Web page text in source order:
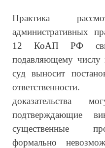
Практика
административных
12 КоАП РФ
подавляющему числу
суд выносит
доказательства
подтверждающие
существенные
формально